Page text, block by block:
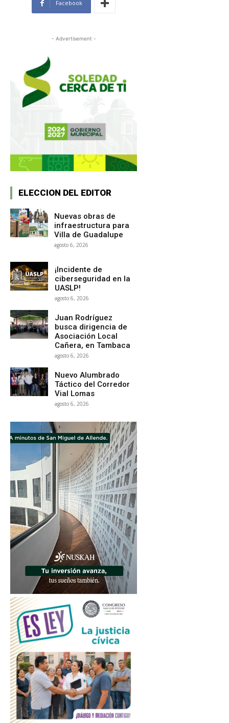
Facebook
- Advertisement -
ELECCION DEL EDITOR
Nuevas obras de
infraestructura para
Villa de Guadalupe
agosto 6, 2026
¡Incidente de
ciberseguridad en la
UASLP!
agosto 6, 2026
Juan Rodríguez
busca dirigencia de
Asociación Local
Cañera, en Tambaca
agosto 6, 2026
Nuevo Alumbrado
Táctico del Corredor
Vial Lomas
agosto 6, 2026